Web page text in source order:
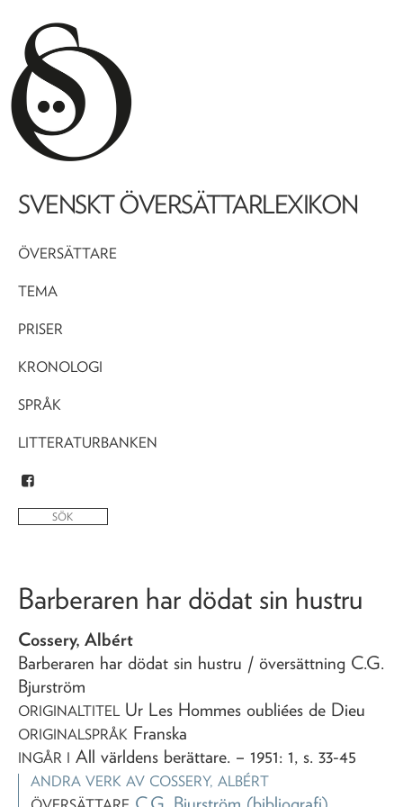
SVENSKT ÖVERSÄTTARLEXIKON
ÖVERSÄTTARE
TEMA
PRISER
KRONOLOGI
SPRÅK
LITTERATURBANKEN
Barberaren har dödat sin hustru
Cossery, Albért
Barberaren har dödat sin hustru / översättning C.G.
Bjurström
ORIGINALTITEL Ur Les Hommes oubliées de Dieu
ORIGINALSPRÅK Franska
INGÅR I All världens berättare. – 1951: 1, s. 33-45
ANDRA VERK AV COSSERY, ALBÉRT